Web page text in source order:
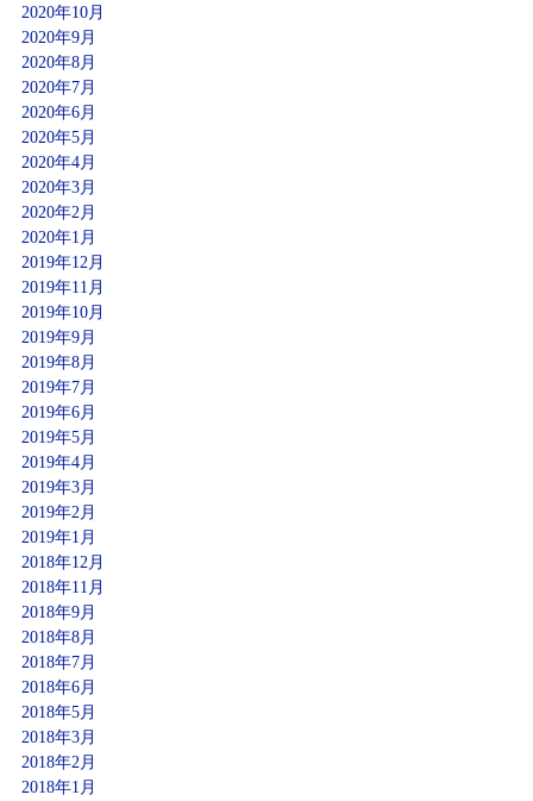
2020年10月
2020年9月
2020年8月
2020年7月
2020年6月
2020年5月
2020年4月
2020年3月
2020年2月
2020年1月
2019年12月
2019年11月
2019年10月
2019年9月
2019年8月
2019年7月
2019年6月
2019年5月
2019年4月
2019年3月
2019年2月
2019年1月
2018年12月
2018年11月
2018年9月
2018年8月
2018年7月
2018年6月
2018年5月
2018年3月
2018年2月
2018年1月